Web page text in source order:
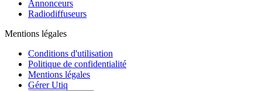
Annonceurs
Radiodiffuseurs
Mentions légales
Conditions d'utilisation
Politique de confidentialité
Mentions légales
Gérer Utiq